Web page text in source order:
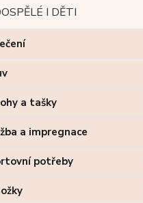
I DĚTI
a tašky
a impregnace
potřeby